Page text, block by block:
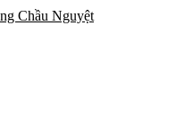
Chầu Nguyệt